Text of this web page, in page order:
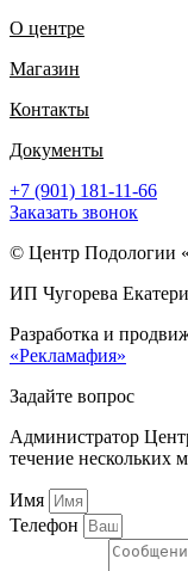
О центре
Магазин
Контакты
Документы
+7 (901) 181-11-66
Заказать звонок
© Центр Подологии
ИП Чугорева
Разработка и
«Рекламафия»
Задайте вопрос
Администратор
течение нескольких
Имя
Телефон